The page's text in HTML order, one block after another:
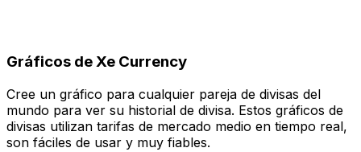
Gráficos de Xe Currency
Cree un gráfico para cualquier pareja de divisas del
mundo para ver su historial de divisa. Estos gráficos de
divisas utilizan tarifas de mercado medio en tiempo real,
son fáciles de usar y muy fiables.